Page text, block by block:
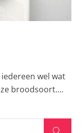
wel wat
broodsoort....